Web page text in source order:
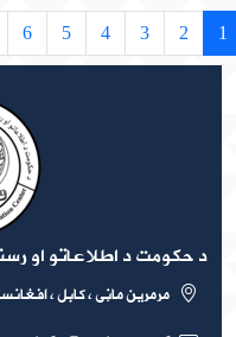
3
4
5
6
7
د اطلاعاتو او رسنیو
مرمرین ماڼی ، کابل ، افغانستان